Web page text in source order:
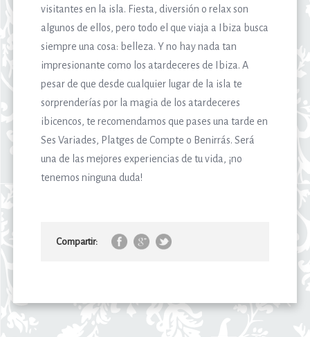
visitantes en la isla. Fiesta, diversión o relax son
algunos de ellos, pero todo el que viaja a Ibiza busca
siempre una cosa: belleza. Y no hay nada tan
impresionante como los atardeceres de Ibiza. A
pesar de que desde cualquier lugar de la isla te
sorprenderías por la magia de los atardeceres
ibicencos, te recomendamos que pases una tarde en
Ses Variades, Platges de Compte o Benirrás. Será
una de las mejores experiencias de tu vida, ¡no
tenemos ninguna duda!
Compartir: